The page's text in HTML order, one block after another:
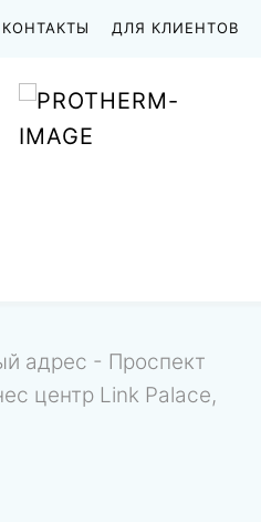
КОНТАКТЫ ДЛЯ КЛИЕНТОВ
адрес - Проспект
центр Link Palace,